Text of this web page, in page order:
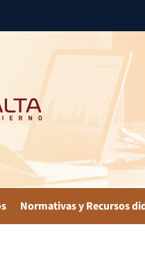
Normativas y Recursos